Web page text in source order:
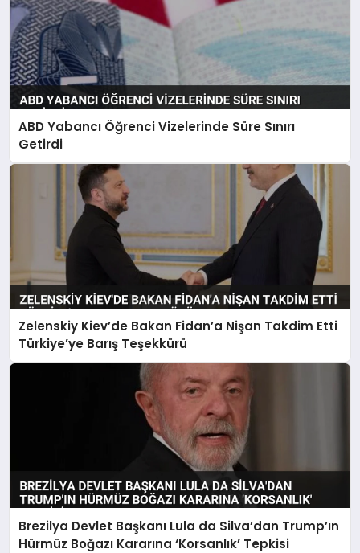
ABD Yabancı Öğrenci Vizelerinde Süre Sınırı
Getirdi
Zelenskiy Kiev’de Bakan Fidan’a Nişan Takdim Etti
Türkiye’ye Barış Teşekkürü
Brezilya Devlet Başkanı Lula da Silva’dan Trump’ın
Hürmüz Boğazı Kararına ‘Korsanlık’ Tepkisi